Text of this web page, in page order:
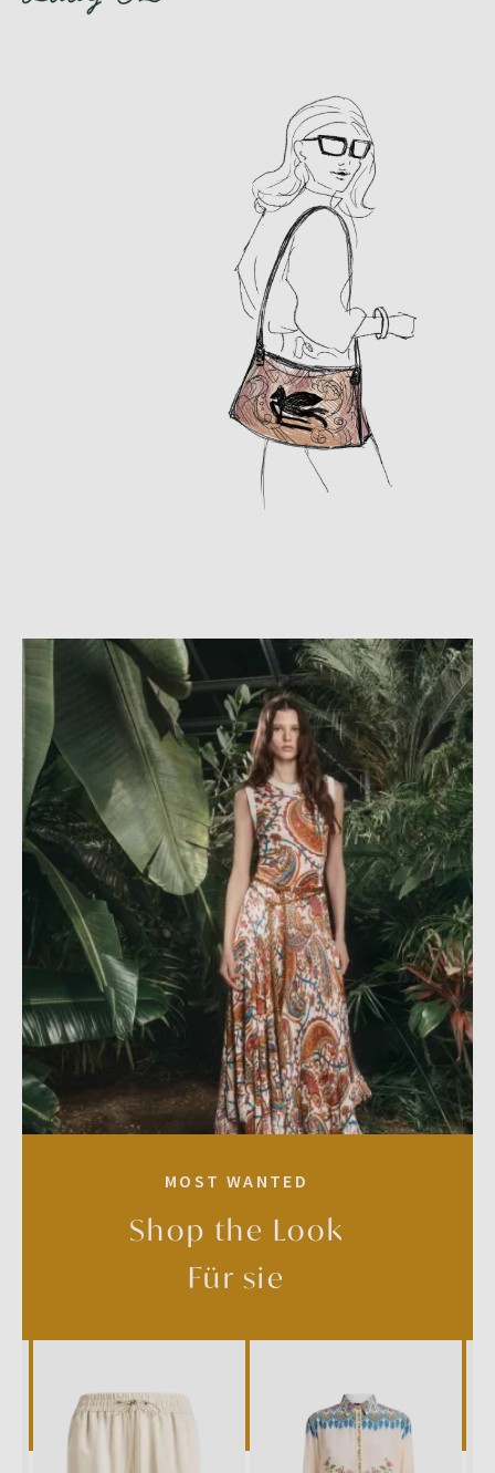
MOST WANTED
Shop the Look
Für sie